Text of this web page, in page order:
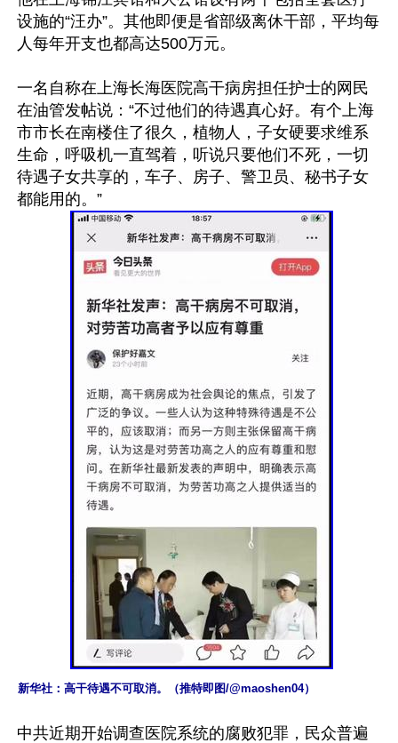
设施的“汪办”。其他即便是省部级离休干部，平均每
人每年开支也都高达500万元。
一名自称在上海长海医院高干病房担任护士的网民
在油管发帖说：“不过他们的待遇真心好。有个上海
市市长在南楼住了很久，植物人，子女硬要求维系
生命，呼吸机一直驾着，听说只要他们不死，一切
待遇子女共享的，车子、房子、警卫员、秘书子女
中共近期开始调查医院系统的腐败犯罪，民众普遍